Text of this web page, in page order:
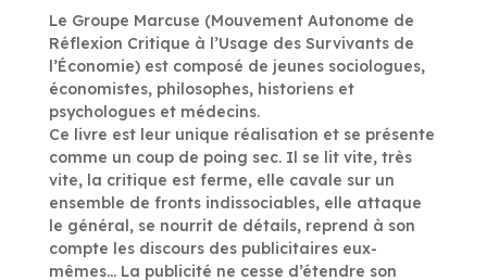
Le Groupe Marcuse (Mouvement Autonome de
Réflexion Critique à l’Usage des Survivants de
l’Économie) est composé de jeunes sociologues,
économistes, philosophes, historiens et
psychologues et médecins.
Ce livre est leur unique réalisation et se présente
comme un coup de poing sec. Il se lit vite, très
vite, la critique est ferme, elle cavale sur un
ensemble de fronts indissociables, elle attaque
le général, se nourrit de détails, reprend à son
compte les discours des publicitaires eux-
mêmes… La publicité ne cesse d’étendre son